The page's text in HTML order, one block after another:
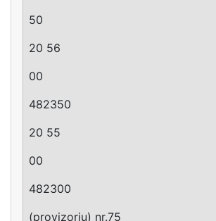
50
20 56
00
482350
20 55
00
482300
(provizoriu) nr.75